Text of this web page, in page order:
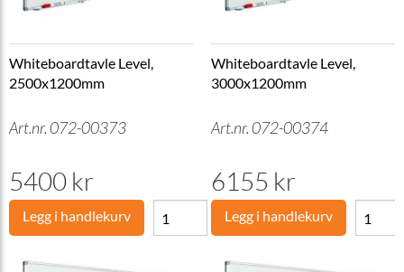
Whiteboardtavle Level,
2500x1200mm
Art.nr. 072-00373
5400 kr
Legg i handlekurv
Whiteboardtavle Level,
3000x1200mm
Art.nr. 072-00374
6155 kr
Legg i handlekurv